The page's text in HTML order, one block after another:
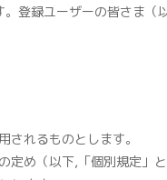
登録ユーザーの皆さま（
れるものとします。
め（以下,「個別規定」